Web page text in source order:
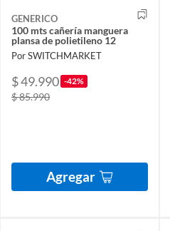
GENERICO
100 mts cañería manguera
plansa de polietileno 12
Por SWITCHMARKET
$ 49.990 -42%
$ 85.990
Agregar